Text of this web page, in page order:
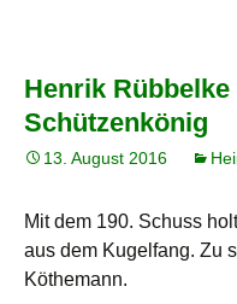
Henrik
Schützenkönig
13. August 2016
Mit dem 190. Schuss
aus dem Kugelfang. Zu
Köthemann.